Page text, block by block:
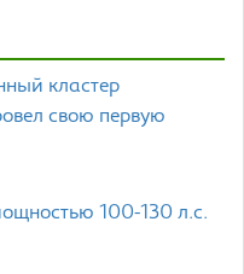
кластер
свою первую
100-130 л.с.